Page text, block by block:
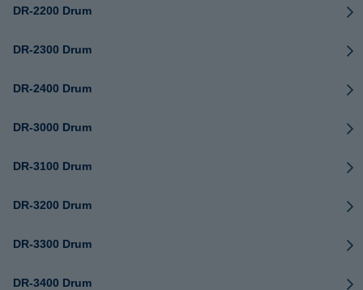
DR-2200 Drum
DR-2300 Drum
DR-2400 Drum
DR-3000 Drum
DR-3100 Drum
DR-3200 Drum
DR-3300 Drum
DR-3400 Drum